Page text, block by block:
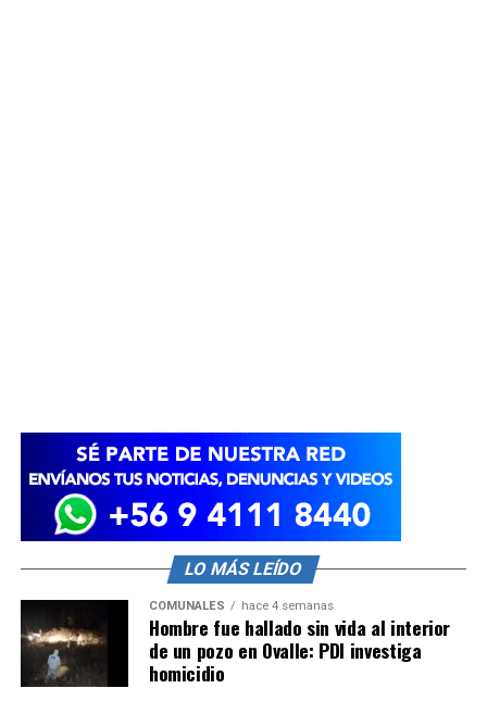
LO MÁS LEÍDO
COMUNALES hace 4 semanas
Hombre fue hallado sin vida al interior
de un pozo en Ovalle: PDI investiga
homicidio